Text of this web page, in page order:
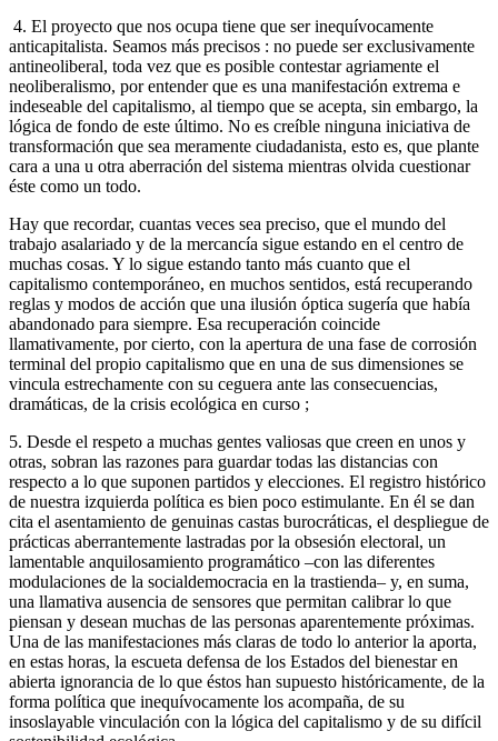
4. El proyecto que nos ocupa tiene que ser inequívocamente
anticapitalista. Seamos más precisos : no puede ser exclusivamente
antineoliberal, toda vez que es posible contestar agriamente el
neoliberalismo, por entender que es una manifestación extrema e
indeseable del capitalismo, al tiempo que se acepta, sin embargo, la
lógica de fondo de este último. No es creíble ninguna iniciativa de
transformación que sea meramente ciudadanista, esto es, que plante
cara a una u otra aberración del sistema mientras olvida cuestionar
éste como un todo.
Hay que recordar, cuantas veces sea preciso, que el mundo del
trabajo asalariado y de la mercancía sigue estando en el centro de
muchas cosas. Y lo sigue estando tanto más cuanto que el
capitalismo contemporáneo, en muchos sentidos, está recuperando
reglas y modos de acción que una ilusión óptica sugería que había
abandonado para siempre. Esa recuperación coincide
llamativamente, por cierto, con la apertura de una fase de corrosión
terminal del propio capitalismo que en una de sus dimensiones se
vincula estrechamente con su ceguera ante las consecuencias,
dramáticas, de la crisis ecológica en curso ;
5. Desde el respeto a muchas gentes valiosas que creen en unos y
otras, sobran las razones para guardar todas las distancias con
respecto a lo que suponen partidos y elecciones. El registro histórico
de nuestra izquierda política es bien poco estimulante. En él se dan
cita el asentamiento de genuinas castas burocráticas, el despliegue de
prácticas aberrantemente lastradas por la obsesión electoral, un
lamentable anquilosamiento programático –con las diferentes
modulaciones de la socialdemocracia en la trastienda– y, en suma,
una llamativa ausencia de sensores que permitan calibrar lo que
piensan y desean muchas de las personas aparentemente próximas.
Una de las manifestaciones más claras de todo lo anterior la aporta,
en estas horas, la escueta defensa de los Estados del bienestar en
abierta ignorancia de lo que éstos han supuesto históricamente, de la
forma política que inequívocamente los acompaña, de su
insoslayable vinculación con la lógica del capitalismo y de su difícil